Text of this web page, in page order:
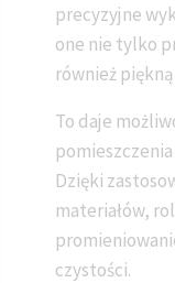
precyzyjne
one nie tylko
również
To daje
Dzięki
materiałów,
czystości.